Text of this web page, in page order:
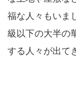
福な人々もいま
級以下の大半の
する人々が出て